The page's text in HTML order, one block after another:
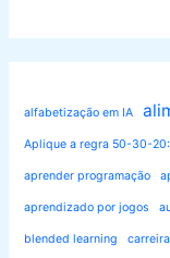
alfabetização em IA
Aplique a regra 50-30-20:
aprender programação
aprendizado por jogos
blended learning